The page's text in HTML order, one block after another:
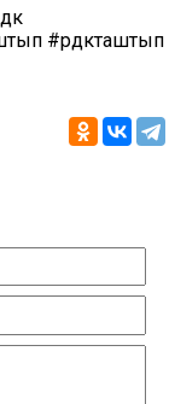
#рдкташтып